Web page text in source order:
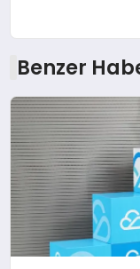
Benzer